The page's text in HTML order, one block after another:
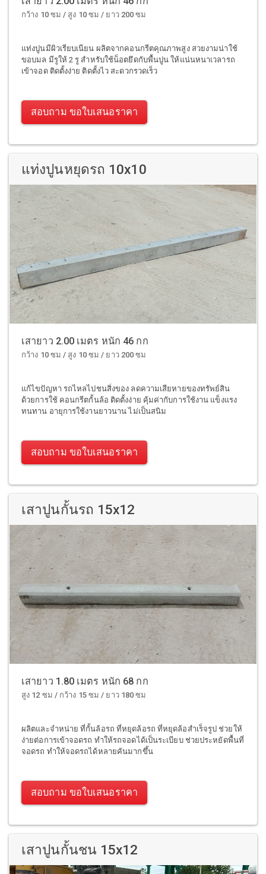
กว้าง 10 ซม / สูง 10 ซม / ยาว 200 ซม
แท่งปูนมีผิวเรียบเนียน ผลิตจากคอนกรีตคุณภาพสูง สวยงามน่าใช้
ขอบมล มีรูให้ 2 รู สำหรับใช้น็อตยึดกับพื้นปูน ให้แน่นหนาเวลารถ
เข้าจอด ติดตั้งง่าย ติดตั้งไว สะดวกรวดเร็ว
สอบถาม ขอใบเสนอราคา
แท่งปูนหยุดรถ 10x10
เสายาว 2.00 เมตร หนัก 46 กก
กว้าง 10 ซม / สูง 10 ซม / ยาว 200 ซม
แก้ไขปัญหา รถไหลไปชนสิ่งของ ลดความเสียหายของทรัพย์สิน
ด้วยการใช้ คอนกรีตกั้นล้อ ติดตั้งง่าย คุ้มค่ากับการใช้งาน แข็งแรง
ทนทาน อายุการใช้งานยาวนาน ไม่เป็นสนิม
สอบถาม ขอใบเสนอราคา
เสาปูนกั้นรถ 15x12
เสายาว 1.80 เมตร หนัก 68 กก
สูง 12 ซม / กว้าง 15 ซม / ยาว 180 ซม
ผลิตและจำหน่าย ที่กั้นล้อรถ ที่หยุดล้อรถ ที่หยุดล้อสำเร็จรูป ช่วยให้
ง่ายต่อการเข้าจอดรถ ทำให้รถจอดได้เป็นระเบียบ ช่วยประหยัดพื้นที่
จอดรถ ทำให้จอดรถได้หลายคันมากขึ้น
สอบถาม ขอใบเสนอราคา
เสาปูนกั้นชน 15x12